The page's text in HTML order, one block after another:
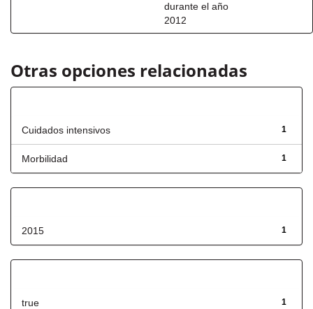
durante el año
2012
Otras opciones relacionadas
1
Cuidados intensivos
1
Morbilidad
1
2015
1
true